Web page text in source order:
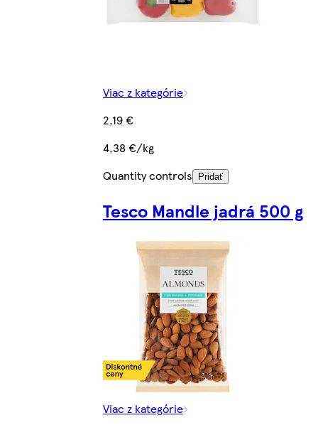
Viac z kategórie
2,19 €
4,38 €/kg
Quantity controls
Pridať
Tesco Mandle jadrá 500 g
Viac z kategórie